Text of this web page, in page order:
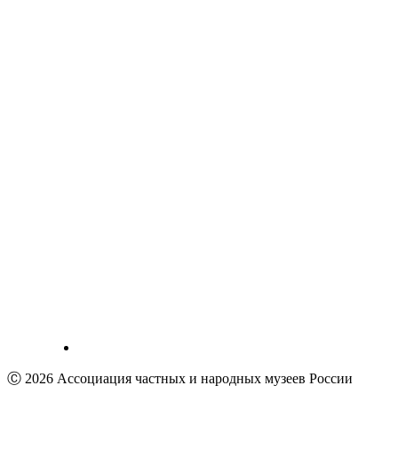
Ⓒ 2026 Ассоциация частных и народных музеев России